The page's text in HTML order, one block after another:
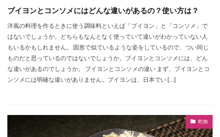
ブイヨンとコンソメにはどんな違いがあるの？使い方は？
洋風の料理を作るときに使う調味料といえば「ブイヨン」と「コンソメ」で
はないでしょうか。どちらもなんとなく使っていて違いがわかっていない人
もいるかもしれません。 固形で似ているような姿をしているので、つい同じ
ものだと思っているのではないでしょうか。ブイヨンとコンソメには、どん
な違いがあるのでしょうか。 ブイヨンとコンソメの違い まず、ブイヨンとコ
ンソメには明確な違いがありません。ブイヨンは、日本でい […]
乾物